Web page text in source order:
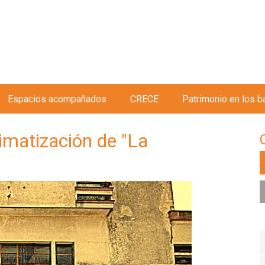
de "La
Espacios acompañados CRECE Patrimonio en los